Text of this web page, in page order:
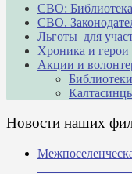
СВО:
СВО.
Льготы для
Хроника и
Акции и
Новости наших